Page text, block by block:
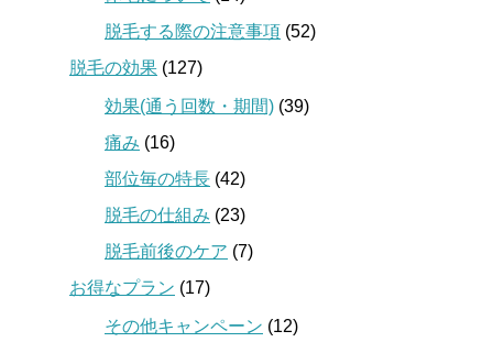
脱毛する際の注意事項 (52)
脱毛の効果 (127)
効果(通う回数・期間) (39)
痛み (16)
部位毎の特長 (42)
脱毛の仕組み (23)
脱毛前後のケア (7)
お得なプラン (17)
その他キャンペーン (12)